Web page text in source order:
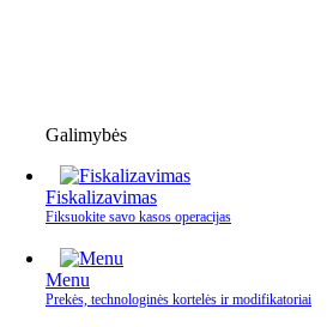
Galimybės
Fiskalizavimas
Fiksuokite savo kasos operacijas
Menu
Prekės, technologinės kortelės ir modifikatoriai